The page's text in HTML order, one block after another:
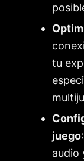
tu
juego
audio